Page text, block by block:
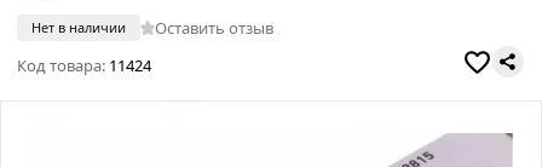
Нет в наличии
Оставить отзыв
Код товара: 11424